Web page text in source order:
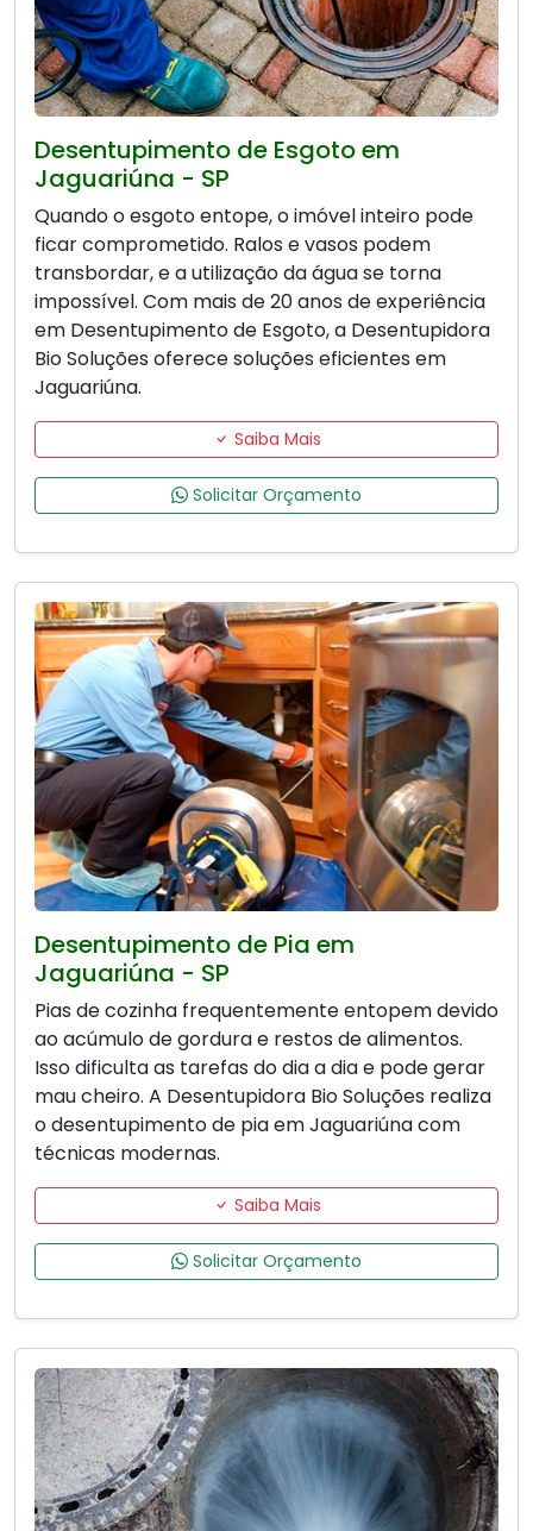
Desentupimento de Esgoto em
Jaguariúna - SP
Quando o esgoto entope, o imóvel inteiro pode
ficar comprometido. Ralos e vasos podem
transbordar, e a utilização da água se torna
impossível. Com mais de 20 anos de experiência
em Desentupimento de Esgoto, a Desentupidora
Bio Soluções oferece soluções eficientes em
Jaguariúna.
Saiba Mais
Solicitar Orçamento
Desentupimento de Pia em
Jaguariúna - SP
Pias de cozinha frequentemente entopem devido
ao acúmulo de gordura e restos de alimentos.
Isso dificulta as tarefas do dia a dia e pode gerar
mau cheiro. A Desentupidora Bio Soluções realiza
o desentupimento de pia em Jaguariúna com
técnicas modernas.
Saiba Mais
Solicitar Orçamento